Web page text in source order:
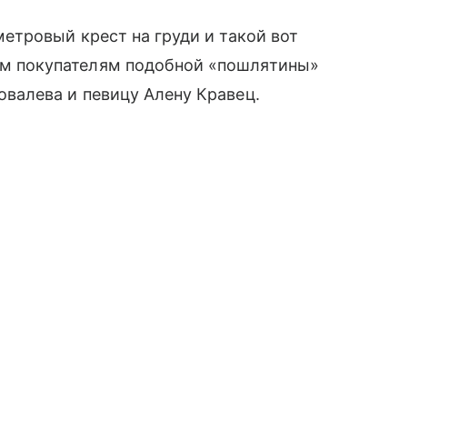
крест на груди и такой вот
подобной «пошлятины»
и певицу Алену Кравец.